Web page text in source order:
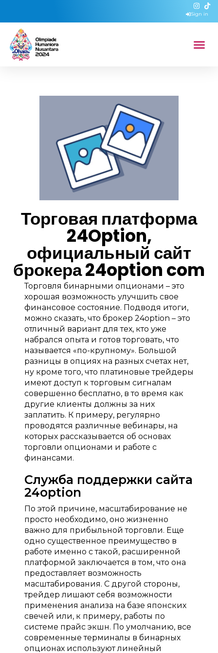
Sign in
Торговая платформа
24Option,
официальный сайт
брокера 24option com
Торговля бинарными опционами – это
хорошая возможность улучшить свое
финансовое состояние. Подводя итоги,
можно сказать, что брокер 24option – это
отличный вариант для тех, кто уже
набрался опыта и готов торговать, что
называется «по-крупному». Большой
разницы в опциях на разных счетах нет,
ну кроме того, что платиновые трейдеры
имеют доступ к торговым сигналам
совершенно бесплатно, в то время как
другие клиенты должны за них
заплатить. К примеру, регулярно
проводятся различные вебинары, на
которых рассказывается об основах
торговли опционами и работе с
финансами.
Служба поддержки сайта
24option
По этой причине, масштабирование не
просто необходимо, оно жизненно
важно для прибыльной торговли. Еще
одно существенное преимущество в
работе именно с такой, расширенной
платформой заключается в том, что она
предоставляет возможность
масштабирования. С другой стороны,
трейдер лишают себя возможности
применения анализа на базе японских
свечей или, к примеру, работы по
системе прайс экшн. По умолчанию, все
современные терминалы в бинарных
опционах используют линейный